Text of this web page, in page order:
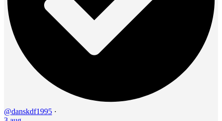
@danskdf1995 ·